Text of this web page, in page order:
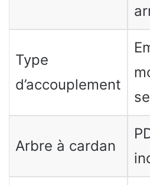
Type
d’accouplement
Arbre à cardan